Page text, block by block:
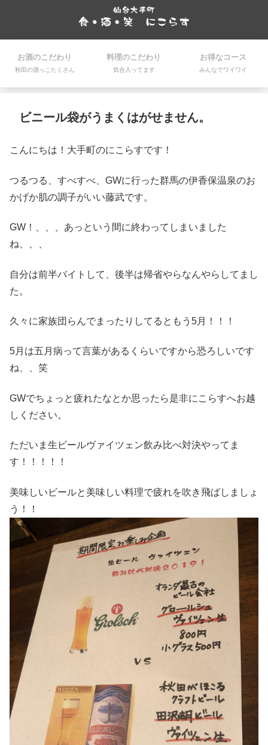
お酒のこだわり
秋田の酒っこたくさん
料理のこだわり
気合入ってます
お得なコース
みんなでワイワイ
ビニール袋がうまくはがせません。
こんにちは！大手町のにこらすです！
つるつる、すべすべ、GWに行った群馬の伊香保温泉のお
かげか肌の調子がいい藤武です。
GW！、、、あっという間に終わってしまいました
ね、、、
自分は前半バイトして、後半は帰省やらなんやらしてまし
た。
久々に家族団らんでまったりしてるともう5月！！！
5月は五月病って言葉があるくらいですから恐ろしいです
ね、、笑
GWでちょっと疲れたなとか思ったら是非にこらすへお越
しください。
ただいま生ビールヴァイツェン飲み比べ対決やってま
す！！！！！
美味しいビールと美味しい料理で疲れを吹き飛ばしましょ
う！！